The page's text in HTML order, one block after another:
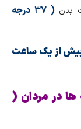
بدن
( ۳۷ درجه
بیش از یک ساعت
در مردان (